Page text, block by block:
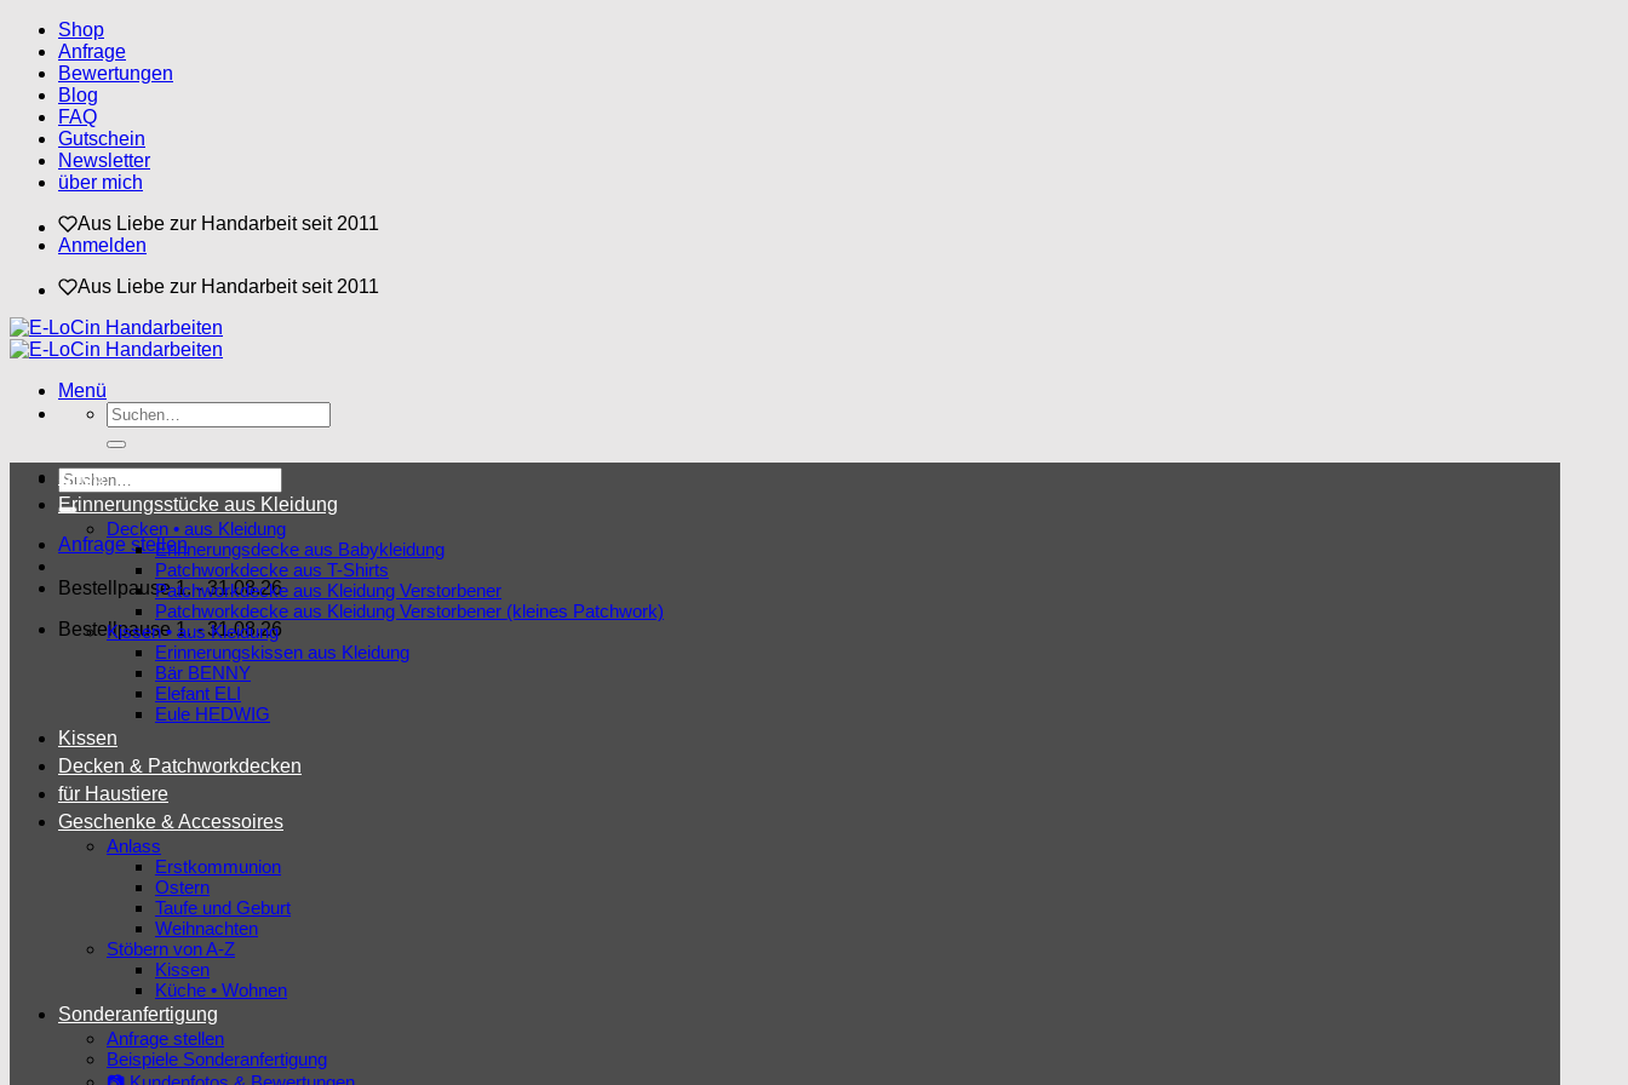
Zum
Inhalt
springen
Shop
Anfrage
Bewertungen
Blog
FAQ
Gutschein
Newsletter
über mich
Aus Liebe zur Handarbeit seit 2011
Anmelden
Aus Liebe zur Handarbeit seit 2011
Menü
Suchen
nach:
Suchen
nach:
Anfrage stellen
Bestellpause 1. - 31.08.26
Bestellpause 1. - 31.08.26
Shop
Erinnerungsstücke aus Kleidung
Decken • aus Kleidung
Erinnerungsdecke aus Babykleidung
Patchworkdecke aus T-Shirts
Patchworkdecke aus Kleidung Verstorbener
Patchworkdecke aus Kleidung Verstorbener (kleines Patchwork)
Kissen • aus Kleidung
Erinnerungskissen aus Kleidung
Bär BENNY
Elefant ELI
Eule HEDWIG
Kissen
Decken & Patchworkdecken
für Haustiere
Geschenke & Accessoires
Anlass
Erstkommunion
Ostern
Taufe und Geburt
Weihnachten
Stöbern von A-Z
Kissen
Küche • Wohnen
Sonderanfertigung
Anfrage stellen
Beispiele Sonderanfertigung